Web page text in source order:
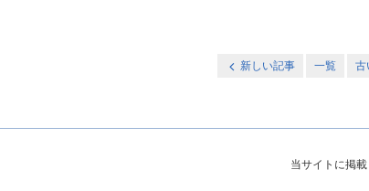
新しい記事 一覧 古
当サイトに掲